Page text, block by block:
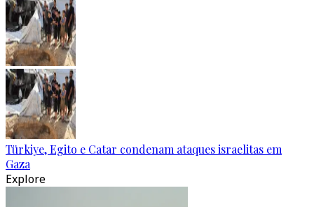
Türkiye, Egito e Catar condenam ataques israelitas em
Gaza
Explore